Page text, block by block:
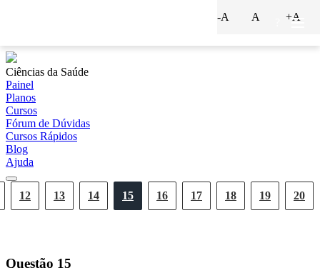
Ciências da Saúde
Painel
Planos
Cursos
Fórum de Dúvidas
Cursos Rápidos
Blog
Ajuda
12 13 14 15 16 17 18 19 20
-A A +A
Questão 15